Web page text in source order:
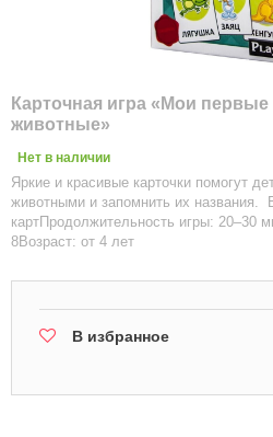
Карточная игра «Мои
животные»
Нет в наличии
Яркие и красивые карточки помогут
животными и запомнить их названия.
картПродолжительность игры: 20–30
8Возраст: от 4 лет
В избранное